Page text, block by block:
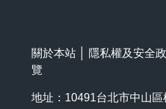
關於本站 隱私權及安全
覽
地址：10491台北市中山